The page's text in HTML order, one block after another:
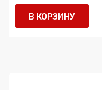
В КОРЗИНУ